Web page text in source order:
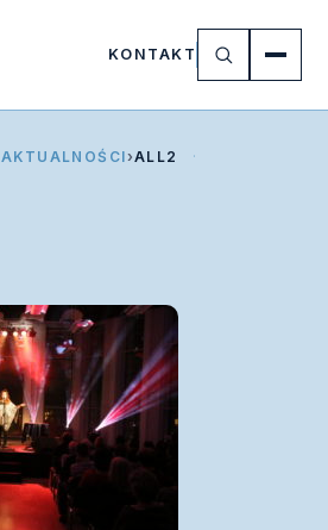
KONTAKT
AKTUALNOŚCI ›ALL2